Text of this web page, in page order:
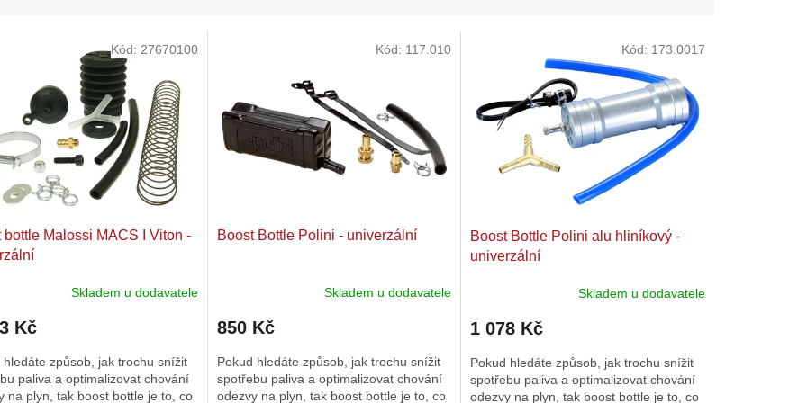
bottle Malossi MACS I Viton -
Skladem u dodavatele
Kč
hledáte způsob, jak trochu snížit
paliva a optimalizovat chování
na plyn, tak boost bottle je to, co
Kód: 27670100
Boost Bottle Polini - univerzální
Skladem u dodavatele
850 Kč
Pokud hledáte způsob, jak trochu snížit
spotřebu paliva a optimalizovat chování
odezvy na plyn, tak boost bottle je to, co
Kód: 117.010
Boost Bottle Polini alu hliníkový -
univerzální
Skladem u dodavatele
1 078 Kč
Pokud hledáte způsob, jak trochu snížit
spotřebu paliva a optimalizovat chování
odezvy na plyn, tak boost bottle je to, co
Kód: 173.0017